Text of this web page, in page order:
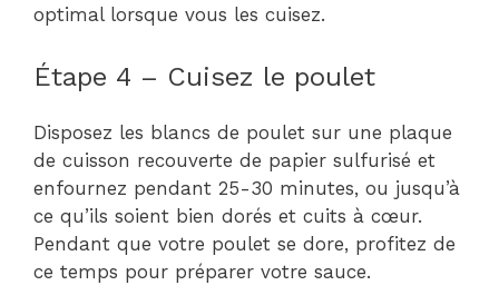
optimal lorsque vous les cuisez.
Étape 4 – Cuisez le poulet
Disposez les blancs de poulet sur une plaque
de cuisson recouverte de papier sulfurisé et
enfournez pendant 25-30 minutes, ou jusqu’à
ce qu’ils soient bien dorés et cuits à cœur.
Pendant que votre poulet se dore, profitez de
ce temps pour préparer votre sauce.